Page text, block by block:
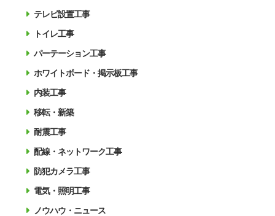
テレビ設置工事
トイレ工事
パーテーション工事
ホワイトボード・掲示板工事
内装工事
移転・新築
耐震工事
配線・ネットワーク工事
防犯カメラ工事
電気・照明工事
ノウハウ・ニュース